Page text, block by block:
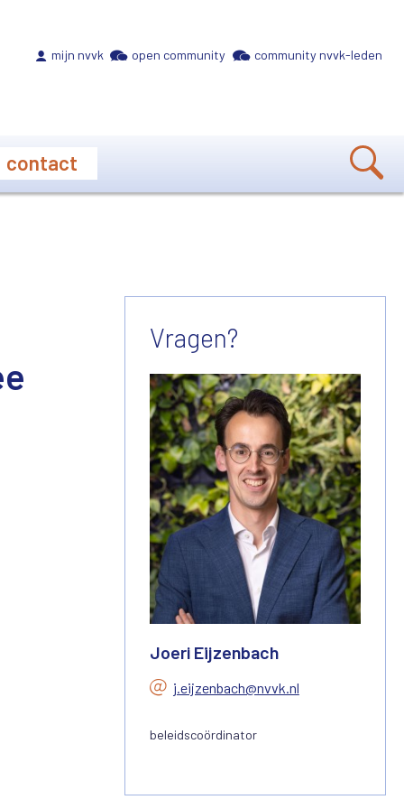
mijn nvvk open community community nvvk-leden
contact
Vragen?
Joeri Eijzenbach
j.eijzenbach@nvvk.nl
beleidscoördinator